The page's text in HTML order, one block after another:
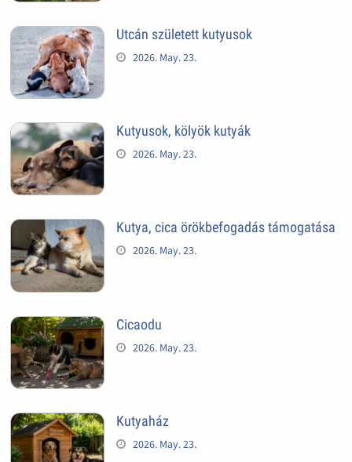
Utcán született kutyusok
2026. May. 23.
Kutyusok, kölyök kutyák
2026. May. 23.
Kutya, cica örökbefogadás támogatása
2026. May. 23.
Cicaodu
2026. May. 23.
Kutyaház
2026. May. 23.